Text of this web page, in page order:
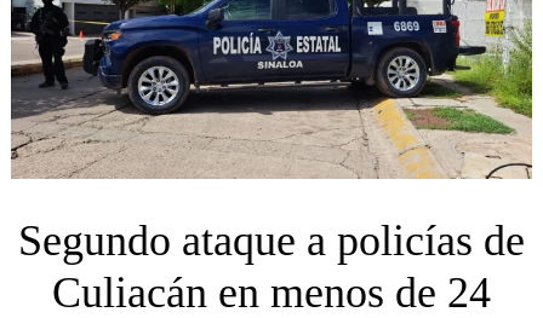
Segundo ataque a policías de
Culiacán en menos de 24